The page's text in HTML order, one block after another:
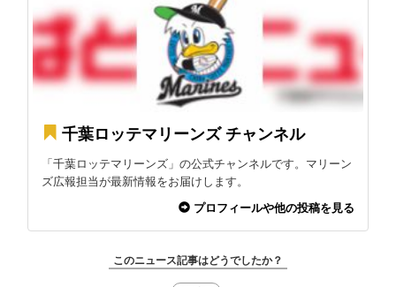
千葉ロッテマリーンズ チャンネル
「千葉ロッテマリーンズ」の公式チャンネルです。マリーン
ズ広報担当が最新情報をお届けします。
プロフィールや他の投稿を見る
このニュース記事はどうでしたか？